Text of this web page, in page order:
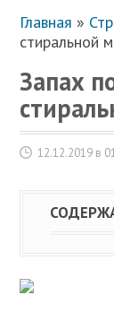
Главная »
стиральной
Запах
12.12.2019 в